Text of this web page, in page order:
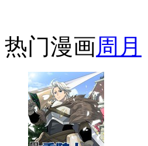
热门漫画周 月